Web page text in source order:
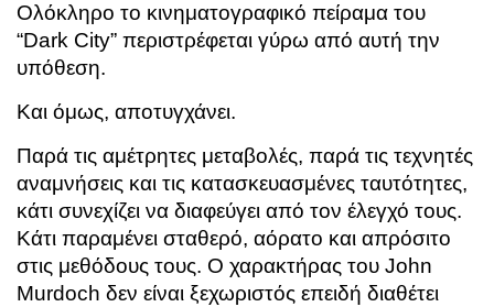
Ολόκληρο το κινηματογραφικό πείραμα του
“Dark City” περιστρέφεται γύρω από αυτή την
υπόθεση.
Και όμως, αποτυγχάνει.
Παρά τις αμέτρητες μεταβολές, παρά τις τεχνητές
αναμνήσεις και τις κατασκευασμένες ταυτότητες,
κάτι συνεχίζει να διαφεύγει από τον έλεγχό τους.
Κάτι παραμένει σταθερό, αόρατο και απρόσιτο
στις μεθόδους τους. Ο χαρακτήρας του John
Murdoch δεν είναι ξεχωριστός επειδή διαθέτει